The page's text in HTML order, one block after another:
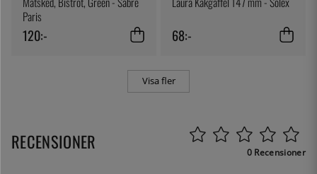
Paris
120:- 68:-
Visa fler
RECENSIONER 0 Recensioner